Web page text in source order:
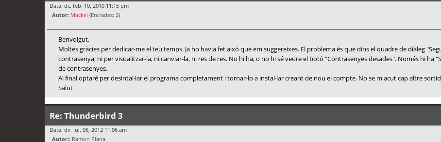
Data: dc. feb. 10, 2010 11:15 pm
Autor: Mackei (Entrades: 2)
Benvolgut,
Moltes gràcies per dedicar-me el teu temps. Ja ho havia fet això que em suggereixes. El problema és que dins el quadre de diàleg
contrasenya, ni per visualitzar-la, ni canviar-la, ni res de res. No hi ha, o no hi sé veure el botó "Contrasenyes desades". Només hi ha
de contrasenyes.
Al final optaré per desintal·lar el programa completament i tornar-lo a instal·lar creant de nou el compte. No se m'acut cap altre
Salut
Re: Thunderbird 3
Data: dv. jul. 06, 2012 11:06 am
Autor:: Ramon Plana